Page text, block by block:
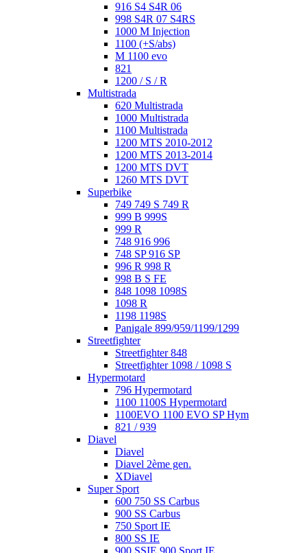
916 S4 S4R 06
998 S4R 07 S4RS
1000 M Injection
1100 (+S/abs)
M 1100 evo
821
1200 / S / R
Multistrada
620 Multistrada
1000 Multistrada
1100 Multistrada
1200 MTS 2010-2012
1200 MTS 2013-2014
1200 MTS DVT
1260 MTS DVT
Superbike
749 749 S 749 R
999 B 999S
999 R
748 916 996
748 SP 916 SP
996 R 998 R
998 B S FE
848 1098 1098S
1098 R
1198 1198S
Panigale 899/959/1199/1299
Streetfighter
Streetfighter 848
Streetfighter 1098 / 1098 S
Hypermotard
796 Hypermotard
1100 1100S Hypermotard
1100EVO 1100 EVO SP Hym
821 / 939
Diavel
Diavel
Diavel 2ème gen.
XDiavel
Super Sport
600 750 SS Carbus
900 SS Carbus
750 Sport IE
800 SS IE
900 SSIE 900 Sport IE